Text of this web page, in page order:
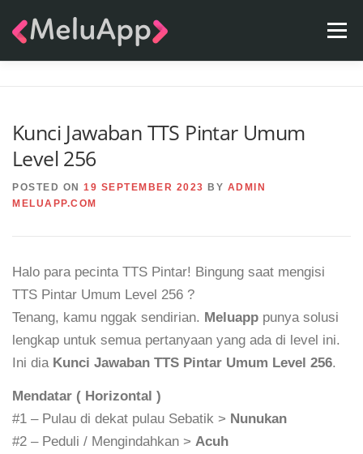
Menu
Kunci Jawaban TTS Pintar Umum
Level 256
POSTED ON 19 SEPTEMBER 2023 BY ADMIN
MELUAPP.COM
Halo para pecinta TTS Pintar! Bingung saat mengisi
TTS Pintar Umum Level 256 ?
Tenang, kamu nggak sendirian. Meluapp punya solusi
lengkap untuk semua pertanyaan yang ada di level ini.
Ini dia Kunci Jawaban TTS Pintar Umum Level 256.
Mendatar ( Horizontal )
#1 – Pulau di dekat pulau Sebatik > Nunukan
#2 – Peduli / Mengindahkan > Acuh